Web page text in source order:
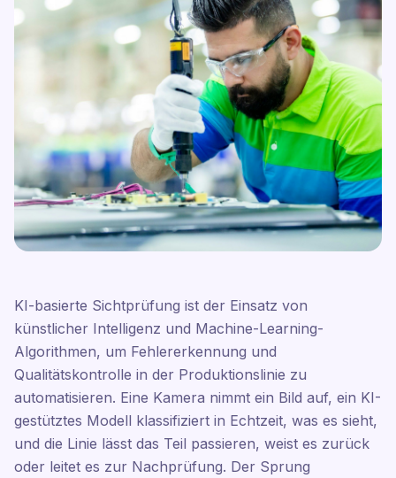
KI-basierte Sichtprüfung ist der Einsatz von
künstlicher Intelligenz und Machine-Learning-
Algorithmen, um Fehlererkennung und
Qualitätskontrolle in der Produktionslinie zu
automatisieren. Eine Kamera nimmt ein Bild auf, ein KI-
gestütztes Modell klassifiziert in Echtzeit, was es sieht,
und die Linie lässt das Teil passieren, weist es zurück
oder leitet es zur Nachprüfung. Der Sprung